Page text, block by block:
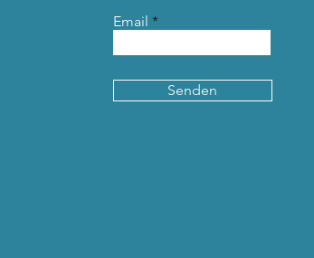
Email
Senden